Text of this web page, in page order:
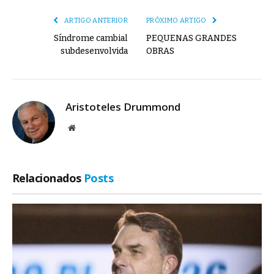
ARTIGO ANTERIOR
Síndrome cambial
subdesenvolvida
PRÓXIMO ARTIGO
PEQUENAS GRANDES
OBRAS
Aristoteles Drummond
Site
Relacionados Posts